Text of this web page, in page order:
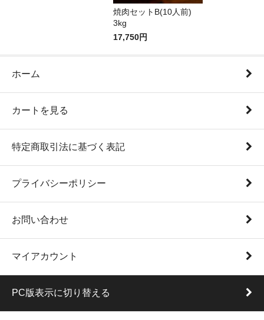
焼肉セットB(10人前)
3kg
17,750円
ホーム
カートを見る
特定商取引法に基づく表記
プライバシーポリシー
お問い合わせ
マイアカウント
PC版表示に切り替える